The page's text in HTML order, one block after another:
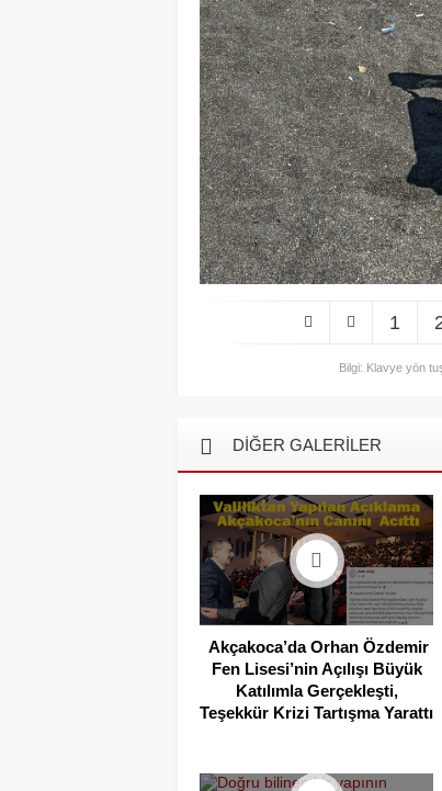
1
Bilgi: Klavye yön
DİĞER GALERİLER
Akçakoca’da Orhan Özdemir
Fen Lisesi’nin Açılışı Büyük
Katılımla Gerçekleşti,
Teşekkür Krizi Tartışma Yarattı